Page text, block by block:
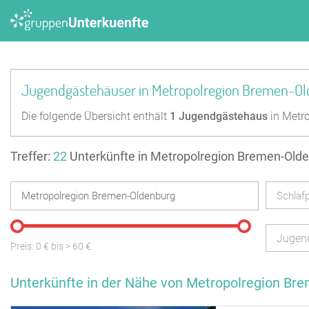
Jugendgästehäuser in Metropolregion Bremen-
Die folgende Übersicht enthält 1 Jugendgästehaus in
Treffer: 22 Unterkünfte in Metropolregion Bremen-
Preis: 0 € bis > 60 €
Unterkünfte in der Nähe von Metropolregion